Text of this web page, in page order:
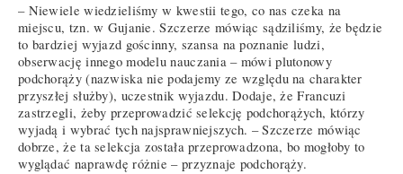
– Niewiele wiedzieliśmy w kwestii tego, co nas czeka na
miejscu, tzn. w Gujanie. Szczerze mówiąc sądziliśmy, że będzie
to bardziej wyjazd gościnny, szansa na poznanie ludzi,
obserwację innego modelu nauczania – mówi plutonowy
podchorąży (nazwiska nie podajemy ze względu na charakter
przyszłej służby), uczestnik wyjazdu. Dodaje, że Francuzi
zastrzegli, żeby przeprowadzić selekcję podchorążych, którzy
wyjadą i wybrać tych najsprawniejszych. – Szczerze mówiąc
dobrze, że ta selekcja została przeprowadzona, bo mogłoby to
wyglądać naprawdę różnie – przyznaje podchorąży.